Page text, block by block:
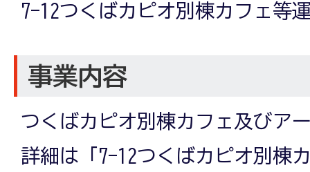
7-12つくばカピオ別棟カフェ等
事業内容
つくばカピオ別棟カフェ及びア
詳細は「7-12つくばカピオ別棟